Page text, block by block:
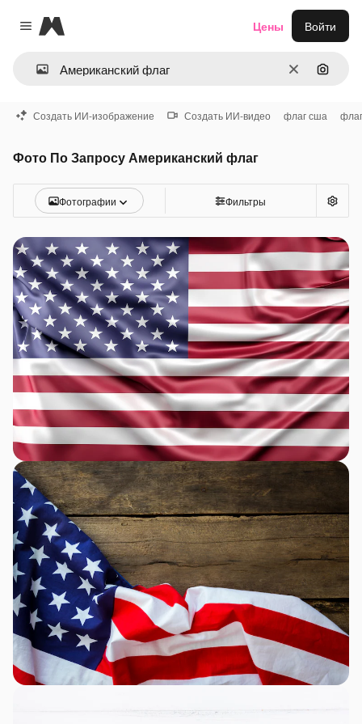
Close menu
Magnific
ОчиститьПоиск
Цены Войти
Создать ИИ-изображение Создать ИИ-видео флаг сша
Фото По Запросу Американский флаг
Фотографии Фильтры